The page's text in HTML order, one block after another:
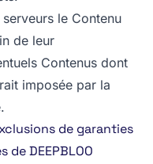
le Contenu
de leur
Contenus dont
imposée par la
de garanties
DEEPBLOO